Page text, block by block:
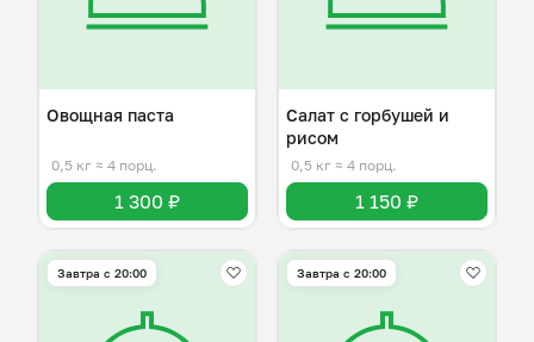
Овощная паста
0,5 кг ≈ 4 порц.
1 300 ₽
Салат с горбушей и
рисом
0,5 кг ≈ 4 порц.
1 150 ₽
Завтра c 20:00 Завтра c 20:00